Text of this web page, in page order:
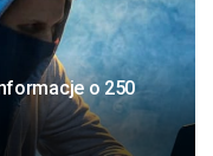
o 250